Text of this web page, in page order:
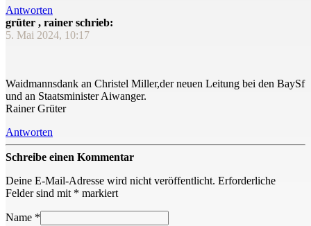
Antworten
grüter , rainer schrieb:
5. Mai 2024, 10:17
Waidmannsdank an Christel Miller,der neuen Leitung bei den BaySf
und an Staatsminister Aiwanger.
Rainer Grüter
Antworten
Schreibe einen Kommentar
Deine E-Mail-Adresse wird nicht veröffentlicht. Erforderliche
Felder sind mit * markiert
Name *